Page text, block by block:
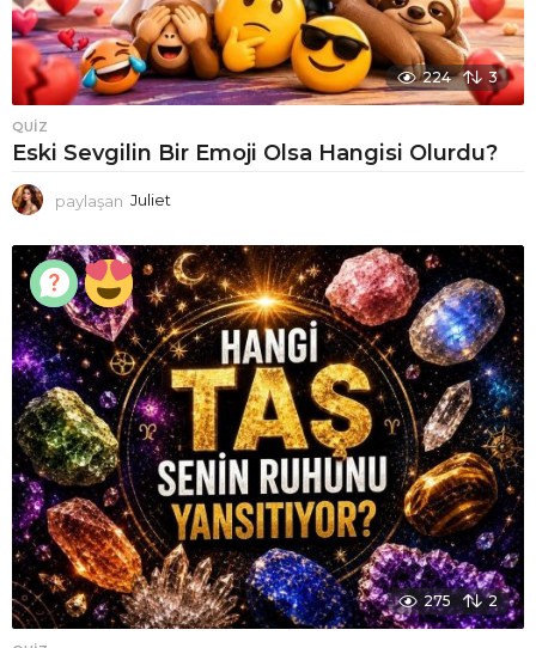
224 3
QUIZ
Eski Sevgilin Bir Emoji Olsa Hangisi Olurdu?
paylaşan Juliet
275 2